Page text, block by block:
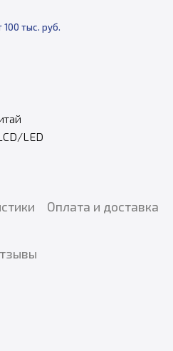
100 тыс. руб.
LED
Оплата и доставка